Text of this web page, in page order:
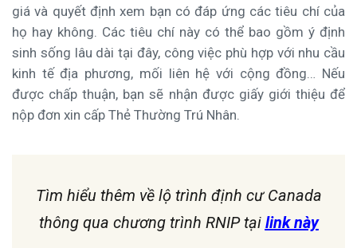
giá và quyết định xem bạn có đáp ứng các tiêu chí của
họ hay không. Các tiêu chí này có thể bao gồm ý định
sinh sống lâu dài tại đây, công việc phù hợp với nhu cầu
kinh tế địa phương, mối liên hệ với cộng đồng… Nếu
được chấp thuận, bạn sẽ nhận được giấy giới thiệu để
nộp đơn xin cấp Thẻ Thường Trú Nhân.
Tìm hiểu thêm về lộ trình định cư Canada
thông qua chương trình RNIP tại link này